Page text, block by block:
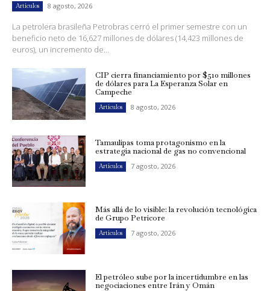
Artículos 8 agosto, 2026
La petrolera brasileña Petrobras cerró el primer semestre con un
beneficio neto de 16,627 millones de dólares (14,423 millones de
euros), un incremento de...
CIP cierra financiamiento por $510 millones
de dólares para La Esperanza Solar en
Campeche
Artículos 8 agosto, 2026
Tamaulipas toma protagonismo en la
estrategia nacional de gas no convencional
Artículos 7 agosto, 2026
Más allá de lo visible: la revolución tecnológica
de Grupo Petricore
Artículos 7 agosto, 2026
El petróleo sube por la incertidumbre en las
negociaciones entre Irán y Omán